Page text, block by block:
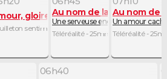
gloire et beauté
sentimental - 25mn
Au nom de la vérité
Une serveuse encombrante
Téléréalité - 25mn
Au nom de
Un amour
Téléréalité -
06h40